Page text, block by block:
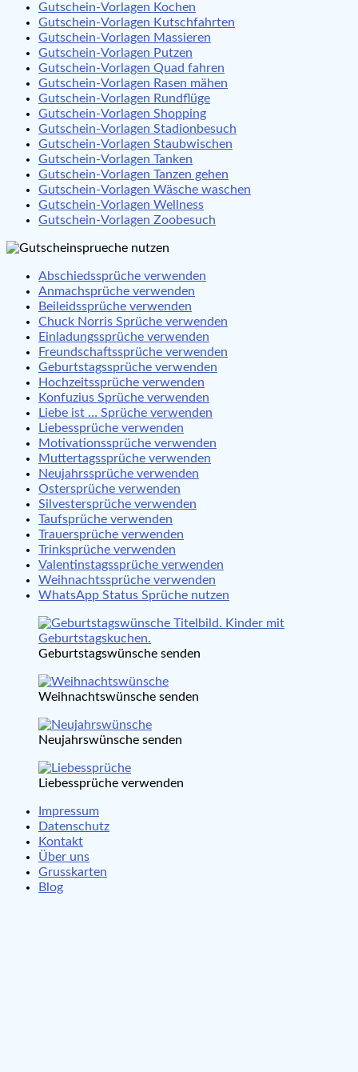
Gutschein-Vorlagen Kochen
Gutschein-Vorlagen Kutschfahrten
Gutschein-Vorlagen Massieren
Gutschein-Vorlagen Putzen
Gutschein-Vorlagen Quad fahren
Gutschein-Vorlagen Rasen mähen
Gutschein-Vorlagen Rundflüge
Gutschein-Vorlagen Shopping
Gutschein-Vorlagen Stadionbesuch
Gutschein-Vorlagen Staubwischen
Gutschein-Vorlagen Tanken
Gutschein-Vorlagen Tanzen gehen
Gutschein-Vorlagen Wäsche waschen
Gutschein-Vorlagen Wellness
Gutschein-Vorlagen Zoobesuch
Abschiedssprüche verwenden
Anmachsprüche verwenden
Beileidssprüche verwenden
Chuck Norris Sprüche verwenden
Einladungssprüche verwenden
Freundschaftssprüche verwenden
Geburtstagssprüche verwenden
Hochzeitssprüche verwenden
Konfuzius Sprüche verwenden
Liebe ist … Sprüche verwenden
Liebessprüche verwenden
Motivationssprüche verwenden
Muttertagssprüche verwenden
Neujahrssprüche verwenden
Ostersprüche verwenden
Silvestersprüche verwenden
Taufsprüche verwenden
Trauersprüche verwenden
Trinksprüche verwenden
Valentinstagssprüche verwenden
Weihnachtssprüche verwenden
WhatsApp Status Sprüche nutzen
Geburtstagswünsche senden
Weihnachtswünsche senden
Neujahrswünsche senden
Liebessprüche verwenden
Impressum
Datenschutz
Kontakt
Über uns
Grusskarten
Blog